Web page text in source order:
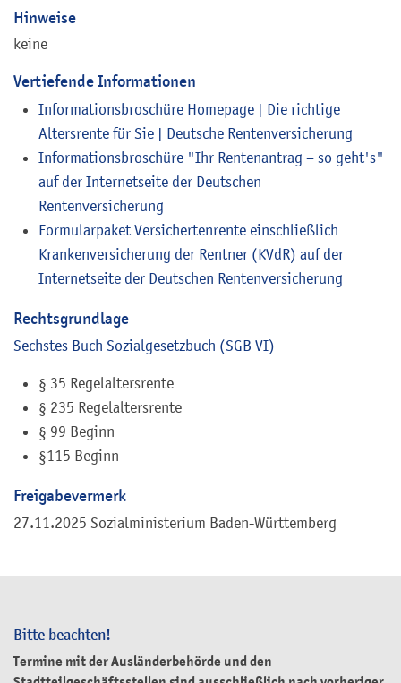
Bitte beachten!
Termine mit der Ausländerbehörde und den
Hinweise
keine
Vertiefende Informationen
Informationsbroschüre Homepage | Die richtige
Altersrente für Sie | Deutsche Rentenversicherung
Informationsbroschüre "Ihr Rentenantrag – so geht's"
auf der Internetseite der Deutschen
Rentenversicherung
Formularpaket Versichertenrente einschließlich
Krankenversicherung der Rentner (KVdR) auf der
Internetseite der Deutschen Rentenversicherung
Rechtsgrundlage
Sechstes Buch Sozialgesetzbuch (SGB VI)
§ 35 Regelaltersrente
§ 235 Regelaltersrente
§ 99 Beginn
§115 Beginn
Freigabevermerk
27.11.2025 Sozialministerium Baden-Württemberg